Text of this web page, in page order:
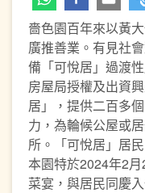
嗇色園百年來以黃
廣推善業。有見社
備「可悅居」過渡
房屋局授權及出資
居」，提供二百多
力，為輪候公屋或
所。「可悅居」居
本園特於2024年2
菜宴，與居民同慶